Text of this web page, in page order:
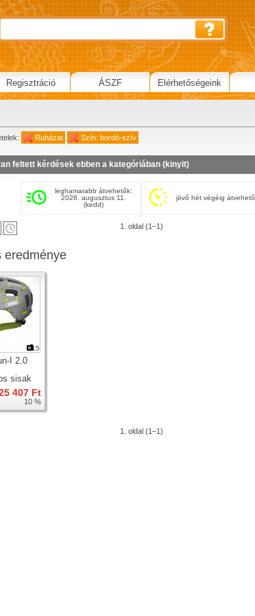
Ruházat Szín: bordó-szív
feltett kérdések ebben a kategóriában (kinyit)
leghamarabb átvehetők:
2026. augusztus 11.
(kedd)
jövő hét végéig átvehető
1. oldal (1–1)
eredménye
15
I 2.0
sisak
407 Ft
10 %
1. oldal (1–1)
Regisztráció ÁSZF Elérhetőségeink